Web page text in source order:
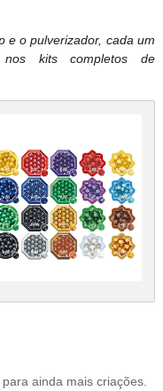
e o pulverizador, cada um
nos kits completos de
ainda mais criações.